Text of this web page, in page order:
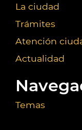
La ciudad
Trámites
Atención
Actualidad
Temas